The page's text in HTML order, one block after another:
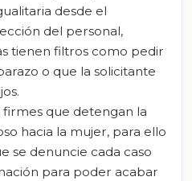
desde el
del personal,
tienen filtros como pedir
o que la solicitante
que detengan la
hacia la mujer, para ello
se denuncie cada caso
para poder acabar